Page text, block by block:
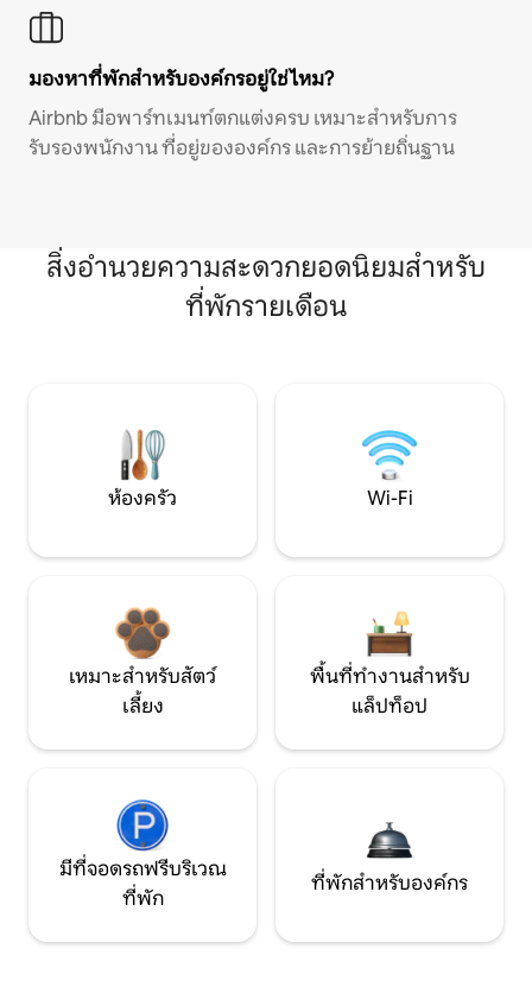
มองหาที่พักสำหรับองค์กรอยู่ใช่ไหม?
Airbnb มีอพาร์ทเมนท์ตกแต่งครบ เหมาะสำหรับการ
รับรองพนักงาน ที่อยู่ขององค์กร และการย้ายถิ่นฐาน
สิ่งอำนวยความสะดวกยอดนิยมสำหรับ
ที่พักรายเดือน
ห้องครัว Wi-Fi
เหมาะสำหรับสัตว์
เลี้ยง
พื้นที่ทำงานสำหรับ
แล็ปท็อป
มีที่จอดรถฟรีบริเวณ
ที่พัก
ที่พักสำหรับองค์กร